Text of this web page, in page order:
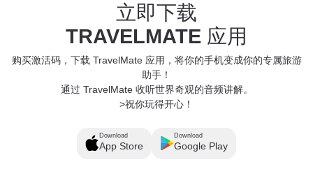
立即下载
TRAVELMATE 应用
购买激活码，下载 TravelMate 应用，将你的手机变成你的专属旅游
助手！
通过 TravelMate 收听世界奇观的音频讲解。
>祝你玩得开心！
Download
App Store
Download
Google Play